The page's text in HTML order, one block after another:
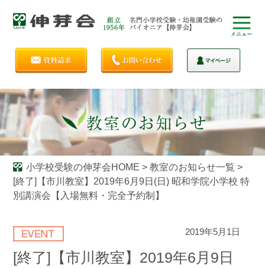
小学校受験の伸芽会HOME > 教室のお知らせ一覧 >
[終了]【市川教室】2019年6月9日(日) 昭和学院小学校 特
別講演会【入場無料・完全予約制】
2019年5月1日
[終了]【市川教室】2019年6月9日